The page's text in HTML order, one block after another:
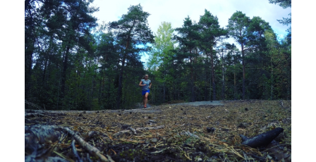
s
s
i
c
p